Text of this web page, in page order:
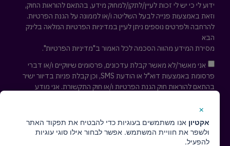
ידוע לי כי יש לי זכות לעיין/לתקן/למחוק מידע, בהתאם להוראות החוק,
וזאת באמצעות פנייה לבעל השליטה ו/או לממונה על הגנת הפרטיות.
להרחבה ולפרטים נוספים ניתן לעיין במדיניות הפרטיות המלאה בלינק
הבא
מסירת המידע מהווה הסכמה לכל האמור ב"מדיניות הפרטיות".
אני מאשר/לא מאשר קבלת עדכונים, פרסומים שיווקיים ו/או דברי
פרסומת באמצעות דוא"ל או הודעת SMS, וכן קבלת פניות בדיוור ישיר
בהתאם להוראות חוק הגנת הפרטיות ו/או חוק התקשורת. אני מודע
עדכונים ופרסומים שיווקיים בכל עת ע"י פניה למייל
חזרו אליי ↢
×
אקטיון אנו משתמשים בעוגיות כדי להבטיח את תפקוד האתר
ולשפר את חוויית המשתמש. אפשר לבחור אילו סוגי עוגיות
להפעיל.